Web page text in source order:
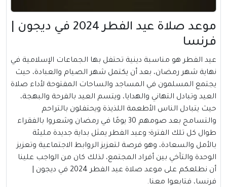
موعد صلاة عيد الفطر 2024 في ديجون |
فرنسا
عيد الفطر هو مناسبة دينية تحتفل بها الجماعات الإسلامية في
نهاية شهر رمضان، بعد أن يكتمل شهر الصيام والعبادة، حيث
يجتمع المسلمون في المساجد والساحات المفتوحة لأداء صلاة
العيد وتبادل التهاني والهدايا، ويتسم العيد بالفرحة والبهجة،
حيث يتبادل الناس الأطعمة اللذيذة ويحتفلون بالتراحم
والتسامح بعد صومهم 30 يومًا في رمضان وشعروا بالفقراء
طوال كل تلك الفترة؛ وعيد الفطر يمثل بداية جديدة مليئة
بالأمل والسعادة، وهو فرصة لتعزيز الروابط الاجتماعية وتعزيز
الوحدة والتآخي بين أفراد المجتمع، لذلك كان من الواجب علينا
أن نطلعكم على موعد صلاة عيد الفطر 2024 في ديجون |
فرنسا، فتابعوا معنا.